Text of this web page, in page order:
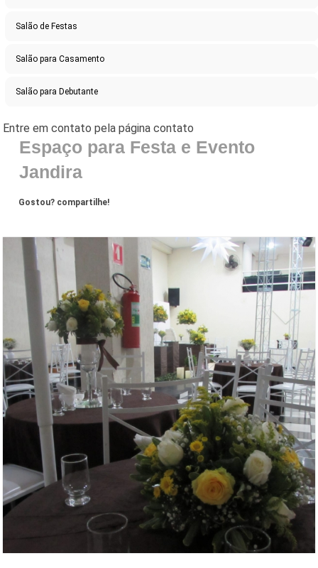
Salão de Festas
Salão para Casamento
Salão para Debutante
Espaço para Festa e Evento
Jandira
Gostou? compartilhe!